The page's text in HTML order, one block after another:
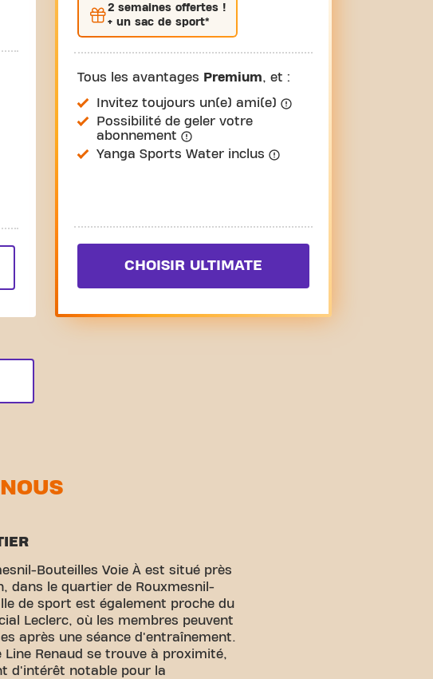
2 semainesoffertes !
+ un sac de sport*
Tous les avantages Premium, et :
Invitez toujours un(e) ami(e)
Possibilité de geler votre
abonnement
Yanga Sports Water inclus
CHOISIR ULTIMATE
Bouteilles Voie À est situé près
dans le quartier de Rouxmesnil-
de sport est également proche du
Leclerc, où les membres peuvent
après une séance d'entraînement.
Line Renaud se trouve à proximité,
d'intérêt notable pour la